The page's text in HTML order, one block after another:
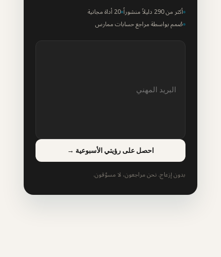
أكثر من 290 دليلاً منشوراً
20 أداة مجانية
صُمم بواسطة مراجع حسابات ممارس
احصل على رؤيتي الأسبوعية →
بدون إزعاج. نحن مراجعون، لا مسوّقون.